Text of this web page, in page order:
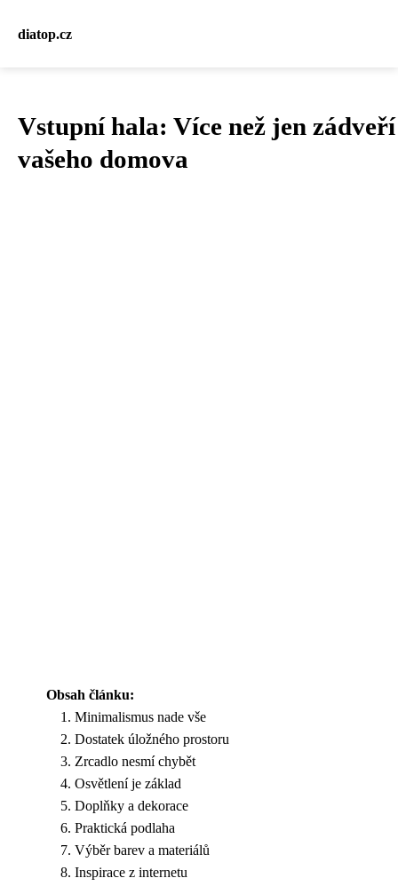
diatop.cz
Vstupní hala: Více než jen zádveří
vašeho domova
Obsah článku:
Minimalismus nade vše
Dostatek úložného prostoru
Zrcadlo nesmí chybět
Osvětlení je základ
Doplňky a dekorace
Praktická podlaha
Výběr barev a materiálů
Inspirace z internetu